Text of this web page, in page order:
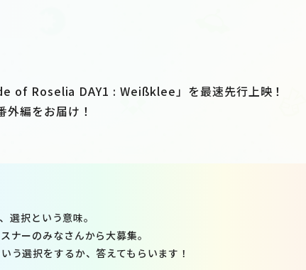
of Roselia DAY1 : Weißklee」を最速先行上映！
編をお届け！
択という意味。
ナーのみなさんから大募集。
う選択をするか、答えてもらいます！